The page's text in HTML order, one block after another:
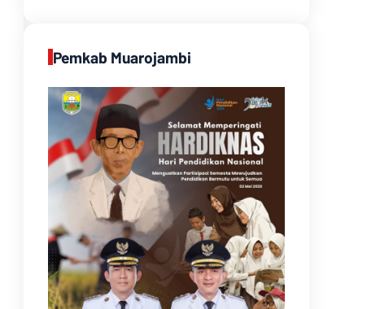
Pemkab Muarojambi